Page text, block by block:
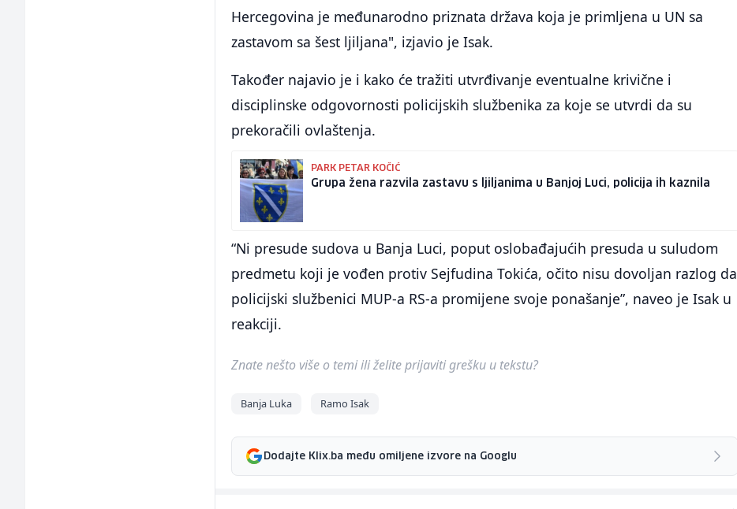
Hercegovina je međunarodno priznata država koja je primljena u UN sa
zastavom sa šest ljiljana", izjavio je Isak.
Također najavio je i kako će tražiti utvrđivanje eventualne krivične i
disciplinske odgovornosti policijskih službenika za koje se utvrdi da su
prekoračili ovlaštenja.
PARK PETAR KOČIĆ
Grupa žena razvila zastavu s ljiljanima u Banjoj Luci, policija ih kaznila
“Ni presude sudova u Banja Luci, poput oslobađajućih presuda u suludom
predmetu koji je vođen protiv Sejfudina Tokića, očito nisu dovoljan razlog da
policijski službenici MUP-a RS-a promijene svoje ponašanje”, naveo je Isak u
reakciji.
Znate nešto više o temi ili želite prijaviti grešku u tekstu?
Banja Luka Ramo Isak
Dodajte Klix.ba među omiljene izvore na Googlu